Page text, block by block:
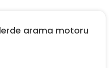
arama motoru